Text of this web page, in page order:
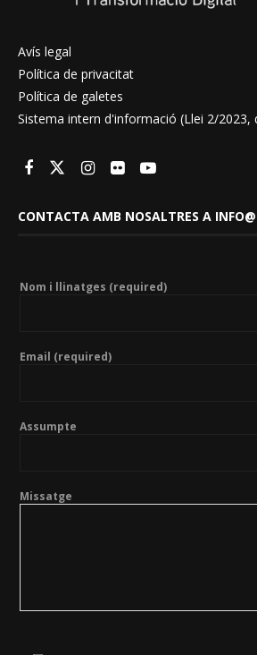
Avís legal
Política de privacitat
Política de galetes
Sistema intern d'informació (Llei 2/2023,
CONTACTA AMB NOSALTRES A
Nom i llinatges (required)
Email (required)
Assumpte
Missatge